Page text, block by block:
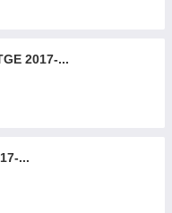
2017-...
...